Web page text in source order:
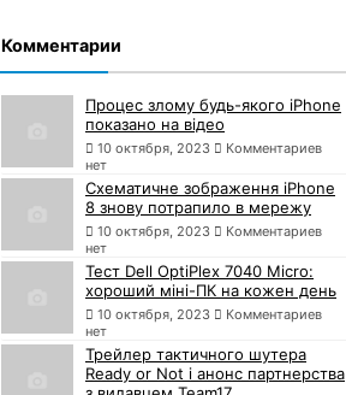
Комментарии
Процес злому будь-якого iPhone
показано на відео
10 октября, 2023
Комментариев
нет
Схематичне зображення iPhone
8 знову потрапило в мережу
10 октября, 2023
Комментариев
нет
Тест Dell OptiPlex 7040 Micro:
хороший міні-ПК на кожен день
10 октября, 2023
Комментариев
нет
Трейлер тактичного шутера
Ready or Not і анонс партнерства